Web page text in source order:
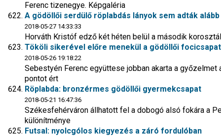
Ferenc tizenegye. Képgaléria
A gödöllői serdülő röplabdás lányok sem adták
2018-05-27 14:33:33
Horváth Kristóf edző két héten belül a második
Tököli sikerével előre menekül a gödöllői focicsapat
2018-05-26 19:18:22
Sebestyén Ferenc együttese jobban akarta a
pontot ért
Röplabda: bronzérmes gödöllői gyermekcsapat
2018-05-21 16:47:36
Székesfehérváron állhatott fel a dobogó alsó fokára a
különítménye
Futsal: nyolcgólos kiegyezés a záró fordulóban